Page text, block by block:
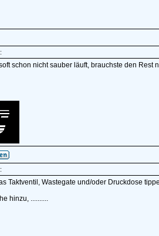
schon nicht sauber läuft, brauchste den
Taktventil, Wastegate und/oder Druckdose
hinzu, ..........